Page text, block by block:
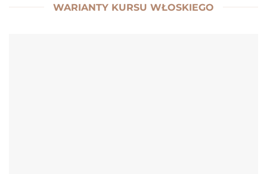
WARIANTY KURSU WŁOSKIEGO